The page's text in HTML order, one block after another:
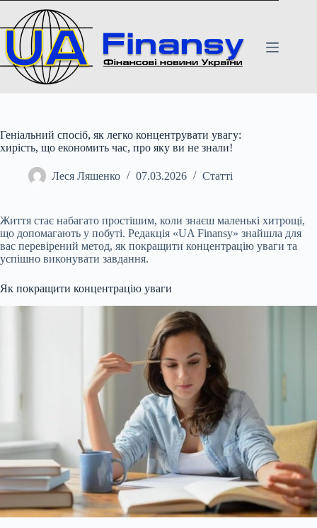
вмісту
Геніальний спосіб, як легко концентрувати увагу:
хирість, що економить час, про яку ви не знали!
Леся Ляшенко 07.03.2026 Статті
Життя стає набагато простішим, коли знаєш маленькі хитрощі,
що допомагають у побуті. Редакція «UA Finansy» знайшла для
вас перевірений метод, як покращити концентрацію уваги та
успішно виконувати завдання.
Як покращити концентрацію уваги